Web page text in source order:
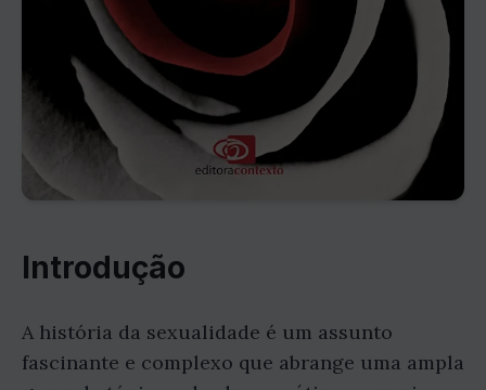
Introdução
A história da sexualidade é um assunto
fascinante e complexo que abrange uma ampla